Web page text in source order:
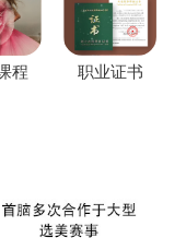
程 职业证书